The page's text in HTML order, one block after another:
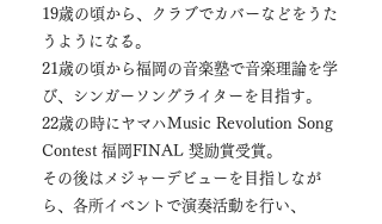
19歳の頃から、クラブでカバーなどをうた
うようになる。
21歳の頃から福岡の音楽塾で音楽理論を学
び、シンガーソングライターを目指す。
22歳の時にヤマハMusic Revolution Song
Contest 福岡FINAL 奨励賞受賞。
その後はメジャーデビューを目指しなが
ら、各所イベントで演奏活動を行い、